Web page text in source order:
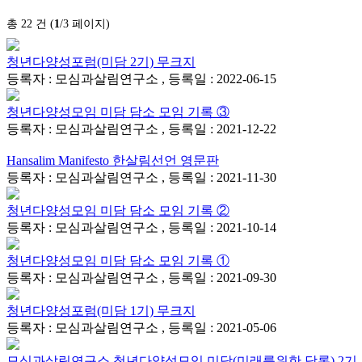
총 22 건 (1/3 페이지)
청년다양성포럼(미담 2기) 무크지
등록자 : 모심과살림연구소 , 등록일 : 2022-06-15
청년다양성모임 미담 담소 모임 기록 ③
등록자 : 모심과살림연구소 , 등록일 : 2021-12-22
Hansalim Manifesto 한살림선언 영문판
등록자 : 모심과살림연구소 , 등록일 : 2021-11-30
청년다양성모임 미담 담소 모임 기록 ②
등록자 : 모심과살림연구소 , 등록일 : 2021-10-14
청년다양성모임 미담 담소 모임 기록 ①
등록자 : 모심과살림연구소 , 등록일 : 2021-09-30
청년다양성포럼(미담 1기) 무크지
등록자 : 모심과살림연구소 , 등록일 : 2021-05-06